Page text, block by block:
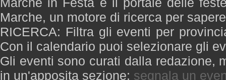
Marche, un motore di ricerca per
RICERCA: Filtra gli eventi per
Con il calendario puoi selezionare gli
Gli eventi sono curati dalla redazione,
in un'apposita sezione: segnala un